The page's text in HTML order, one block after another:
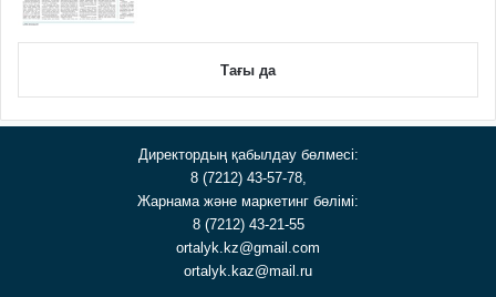
Тағы да
Директордың қабылдау бөлмесі:
8 (7212) 43-57-78,
Жарнама және маркетинг бөлімі:
8 (7212) 43-21-55
ortalyk.kz@gmail.com
ortalyk.kaz@mail.ru